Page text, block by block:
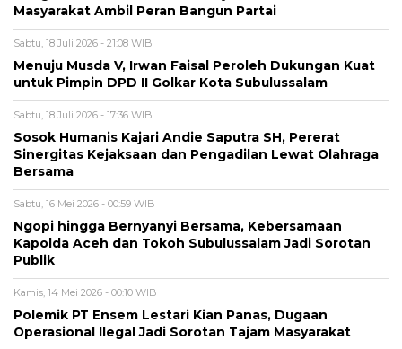
Masyarakat Ambil Peran Bangun Partai
Sabtu, 18 Juli 2026 - 21:08 WIB
Menuju Musda V, Irwan Faisal Peroleh Dukungan Kuat
untuk Pimpin DPD II Golkar Kota Subulussalam
Sabtu, 18 Juli 2026 - 17:36 WIB
Sosok Humanis Kajari Andie Saputra SH, Pererat
Sinergitas Kejaksaan dan Pengadilan Lewat Olahraga
Bersama
Sabtu, 16 Mei 2026 - 00:59 WIB
Ngopi hingga Bernyanyi Bersama, Kebersamaan
Kapolda Aceh dan Tokoh Subulussalam Jadi Sorotan
Publik
Kamis, 14 Mei 2026 - 00:10 WIB
Polemik PT Ensem Lestari Kian Panas, Dugaan
Operasional Ilegal Jadi Sorotan Tajam Masyarakat